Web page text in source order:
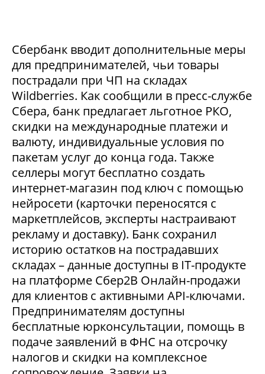
Сбербанк вводит дополнительные меры
для предпринимателей, чьи товары
пострадали при ЧП на складах
Wildberries. Как сообщили в пресс-службе
Сбера, банк предлагает льготное РКО,
скидки на международные платежи и
валюту, индивидуальные условия по
пакетам услуг до конца года. Также
селлеры могут бесплатно создать
интернет-магазин под ключ с помощью
нейросети (карточки переносятся с
маркетплейсов, эксперты настраивают
рекламу и доставку). Банк сохранил
историю остатков на пострадавших
складах – данные доступны в IT-продукте
на платформе Сбер2В Онлайн-продажи
для клиентов с активными API-ключами.
Предпринимателям доступны
бесплатные юрконсультации, помощь в
подаче заявлений в ФНС на отсрочку
налогов и скидки на комплексное